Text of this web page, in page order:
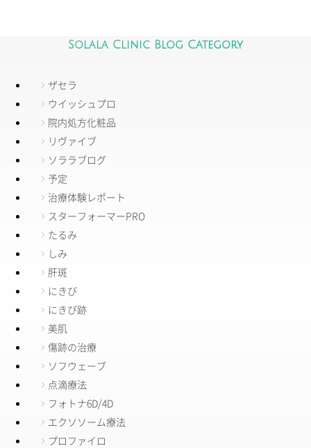
Solala Clinic Blog Category
ザセラ
ウイッシュプロ
院内処方化粧品
リヴァイブ
ソララブログ
予定
治療体験レポート
スターフォーマーPRO
たるみ
しみ
肝斑
にきび
にきび跡
美肌
傷跡の治療
ソフウェーブ
点滴療法
フォトナ6D/4D
エクソソーム療法
プロファイロ